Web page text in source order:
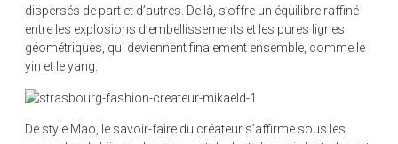
dispersés de part et d’autres. De là, s’offre un équilibre raffiné
entre les explosions d’embellissements et les pures lignes
géométriques, qui deviennent finalement ensemble, comme le
yin et le yang.
De style Mao, le savoir-faire du créateur s’affirme sous les